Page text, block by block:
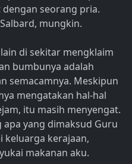
seorang pria.
mungkin.
di sekitar mengklaim
bumbunya adalah
semacamnya. Meskipun
mengatakan hal-hal
itu masih menyengat.
yang dimaksud Guru
keluarga kerajaan,
makanan aku.